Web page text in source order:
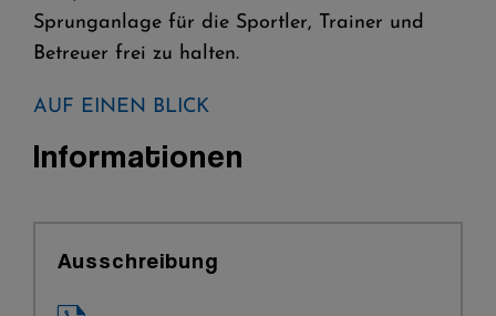
Sprunganlage für die Sportler, Trainer und
Betreuer frei zu halten.
AUF EINEN BLICK
Informationen
Ausschreibung